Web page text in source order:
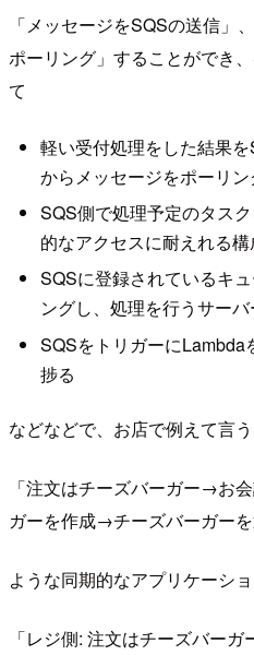
「メッセージをSQSの送信」
ポーリング」することができ
て
軽い受付処理をした結果
からメッセージをポーリ
SQS側で処理予定のタス
的なアクセスに耐えれる
SQSに登録されているキ
ングし、処理を行うサー
SQSをトリガーにLambda
捗る
などなどで、お店で例えて言
「注文はチーズバーガー→お
ガーを作成→チーズバーガーを
ような同期的なアプリケーシ
「レジ側: 注文はチーズバー